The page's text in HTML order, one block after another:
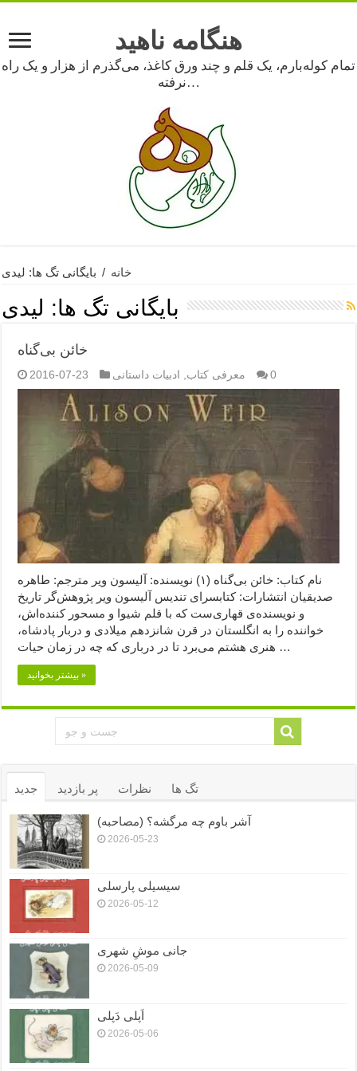
هنگامه ناهید
تمام کوله‌بارم، یک قلم و چند ورق کاغذ، می‌گذرم از هزار و یک راه
نرفته…
خانه / بایگانی تگ ها: لیدی
بایگانی تگ ها: لیدی
خائن بی‌گناه
2016-07-23 معرفی کتاب ادبیات داستانی 0
نام کتاب: خائن بی‌گناه (۱) نویسنده: آلیسون ویر مترجم: طاهره
صدیقیان انتشارات: کتابسرای تندیس آلیسون ویر پژوهش‌گر تاریخ
و نویسنده‌ی قهاری‌ست که با قلم شیوا و مسحور کننده‌اش،
خواننده را به انگلستان در قرن شانزدهم میلادی و دربار پادشاه،
هنری هشتم می‌برد تا در درباری که چه در زمان حیات …
بیشتر بخوانید »
جدید پر بازدید نظرات تگ ها
آشر باوم چه مرگشه؟ (مصاحبه)
2026-05-23
سیسیلی پارسلی
2026-05-12
جانی موشِ شهری
2026-05-09
اَپلی دَپلی
2026-05-06